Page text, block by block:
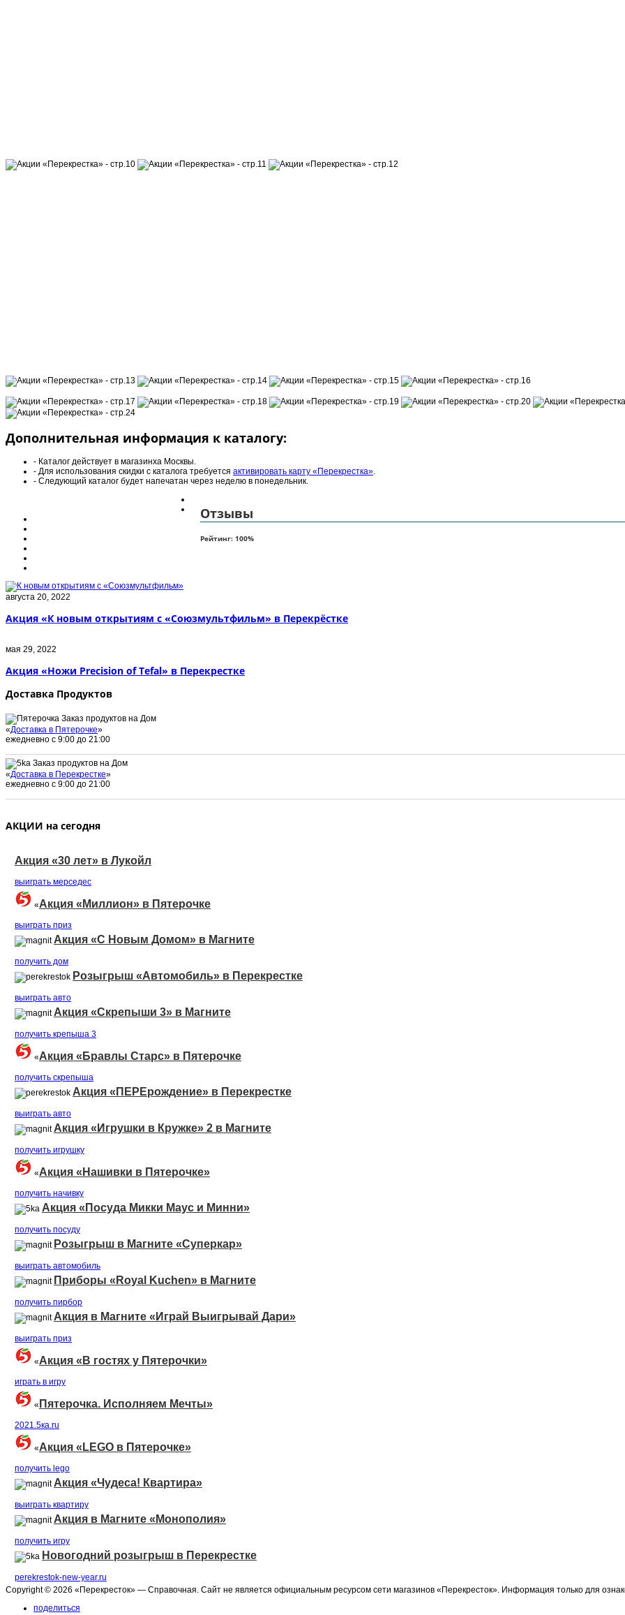
Дополнительная информация к каталогу:
- Каталог действует в магазинха Москвы.
- Для использования скидки с каталога требуется активировать карту «Перекрестка».
- Следующий каталог будет напечатан через неделю в понедельник.
Отзывы
Рейтинг: 100%
августа 20, 2022
Акция «К новым открытиям с «Союзмультфильм» в Перекрёстке
мая 29, 2022
Акция «Ножи Precision of Tefal» в Перекрестке
Доставка Продуктов
Заказ продуктов на Дом
«Доставка в Пятерочке»
ежедневно с 9:00 до 21:00
Заказ продуктов на Дом
«Доставка в Перекрестке»
ежедневно с 9:00 до 21:00
АКЦИИ на сегодня
Акция «30 лет» в Лукойл
выиграть мерседеc
«Акция «Миллион» в Пятерочке
выиграть приз
Акция «С Новым Домом» в Магните
получить дом
Розыгрыш «Автомобиль» в Перекрестке
выиграть авто
Акция «Скрепыши 3» в Магните
получить крепыша 3
«Акция «Бравлы Старс» в Пятерочке
получить скрепыша
Акция «ПЕРЕрождение» в Перекрестке
выиграть авто
Акция «Игрушки в Кружке» 2 в Магните
получить игрушку
«Акция «Нашивки в Пятерочке»
получить начивку
Акция «Посуда Микки Маус и Минни»
получить посуду
Розыгрыш в Магните «Суперкар»
выиграть автомобиль
Приборы «Royal Kuchen» в Магните
получить пирбор
Акция в Магните «Играй Выигрывай Дари»
выиграть приз
«Акция «В гостях у Пятерочки»
играть в игру
« Пятерочка. Исполняем Мечты»
2021.5ка.ru
«Акция «LEGO в Пятерочке»
получить lego
Акция «Чудеса! Квартира»
выиграть квартиру
Акция в Магните «Монополия»
получить игру
Новогодний розыгрыш в Перекрестке
perekrestok-new-year.ru
Copyright © 2026 «Перекресток» — Справочная. Сайт не является официальным ресурсом сети магазинов «Перекресток». Информация только для
поделиться